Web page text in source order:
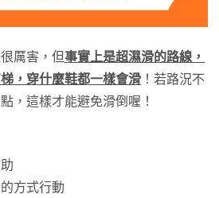
厲害，但事實上是超濕滑的路線，
，穿什麼鞋都一樣會滑 ！若路況不
，這樣才能避免滑倒喔！
方式行動